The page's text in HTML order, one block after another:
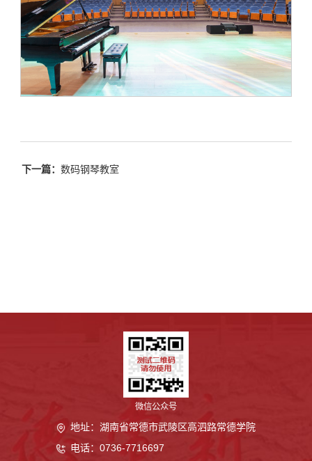
下一篇： 数码钢琴教室
地址：湖南省常德市武陵区高泗路常德学院
电话：0736-7716697
微信公众号